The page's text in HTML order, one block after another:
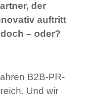
der
auftritt
– oder?
B2B-PR-
Und wir